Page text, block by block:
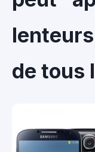
de tous